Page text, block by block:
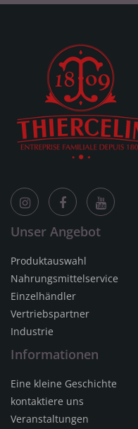
Unser Angebot
Produktauswahl
Nahrungsmittelservice
Einzelhändler
Vertriebspartner
Industrie
Informationen
Eine kleine Geschichte
kontaktiere uns
Veranstaltungen